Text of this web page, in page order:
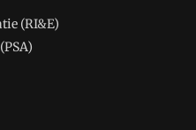
(RI&E)